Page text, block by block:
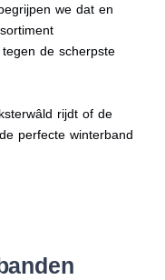
we dat en
de scherpste
rijdt of de
perfecte winterband